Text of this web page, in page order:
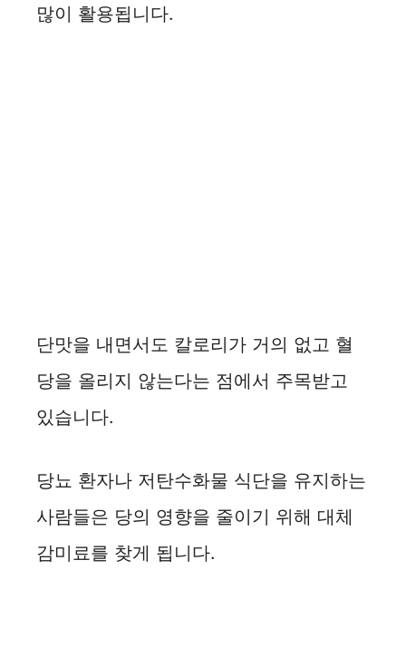
많이 활용됩니다.
단맛을 내면서도 칼로리가 거의 없고 혈
당을 올리지 않는다는 점에서 주목받고
있습니다.
당뇨 환자나 저탄수화물 식단을 유지하는
사람들은 당의 영향을 줄이기 위해 대체
감미료를 찾게 됩니다.